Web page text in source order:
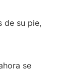
de su pie,
se